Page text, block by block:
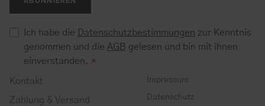
Ich habe die Datenschutzbestimmungen zur Kenntnis
genommen und die AGB gelesen und bin mit ihnen
einverstanden. *
Kontakt
Zahlung & Versand
Impressum
Datenschutz